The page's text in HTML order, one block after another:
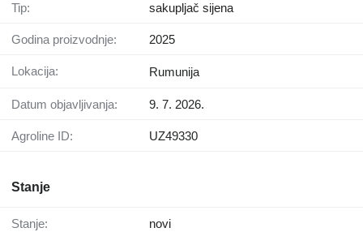
Tip: sakupljač sijena
Godina proizvodnje: 2025
Lokacija: Rumunija
Datum objavljivanja: 9. 7. 2026.
Agroline ID: UZ49330
Stanje
Stanje: novi